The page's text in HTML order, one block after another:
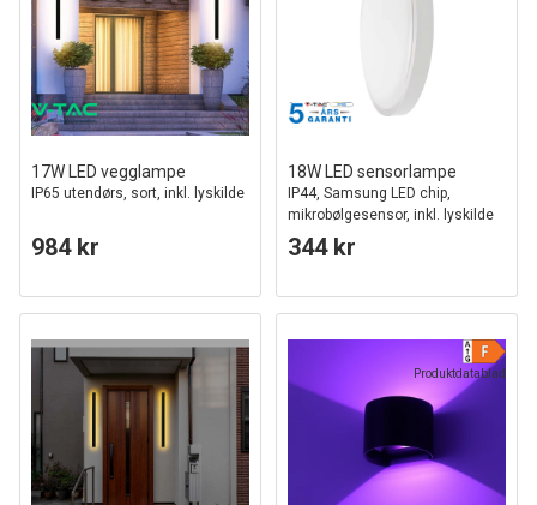
17W LED vegglampe
IP65 utendørs, sort, inkl. lyskilde
984 kr
18W LED sensorlampe
IP44, Samsung LED chip,
mikrobølgesensor, inkl. lyskilde
344 kr
Produktdatablad